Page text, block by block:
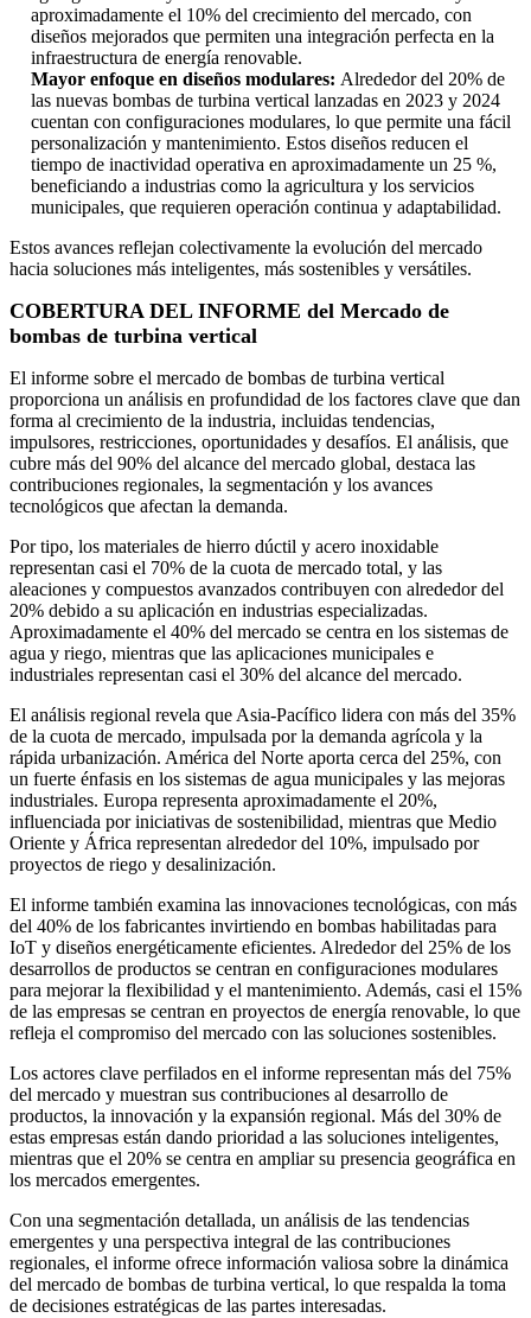
aproximadamente el 10% del crecimiento del mercado, con
diseños mejorados que permiten una integración perfecta en la
infraestructura de energía renovable.
Mayor enfoque en diseños modulares: Alrededor del 20% de
las nuevas bombas de turbina vertical lanzadas en 2023 y 2024
cuentan con configuraciones modulares, lo que permite una fácil
personalización y mantenimiento. Estos diseños reducen el
tiempo de inactividad operativa en aproximadamente un 25 %,
beneficiando a industrias como la agricultura y los servicios
municipales, que requieren operación continua y adaptabilidad.
Estos avances reflejan colectivamente la evolución del mercado
hacia soluciones más inteligentes, más sostenibles y versátiles.
COBERTURA DEL INFORME del Mercado de
bombas de turbina vertical
El informe sobre el mercado de bombas de turbina vertical
proporciona un análisis en profundidad de los factores clave que dan
forma al crecimiento de la industria, incluidas tendencias,
impulsores, restricciones, oportunidades y desafíos. El análisis, que
cubre más del 90% del alcance del mercado global, destaca las
contribuciones regionales, la segmentación y los avances
tecnológicos que afectan la demanda.
Por tipo, los materiales de hierro dúctil y acero inoxidable
representan casi el 70% de la cuota de mercado total, y las
aleaciones y compuestos avanzados contribuyen con alrededor del
20% debido a su aplicación en industrias especializadas.
Aproximadamente el 40% del mercado se centra en los sistemas de
agua y riego, mientras que las aplicaciones municipales e
industriales representan casi el 30% del alcance del mercado.
El análisis regional revela que Asia-Pacífico lidera con más del 35%
de la cuota de mercado, impulsada por la demanda agrícola y la
rápida urbanización. América del Norte aporta cerca del 25%, con
un fuerte énfasis en los sistemas de agua municipales y las mejoras
industriales. Europa representa aproximadamente el 20%,
influenciada por iniciativas de sostenibilidad, mientras que Medio
Oriente y África representan alrededor del 10%, impulsado por
proyectos de riego y desalinización.
El informe también examina las innovaciones tecnológicas, con más
del 40% de los fabricantes invirtiendo en bombas habilitadas para
IoT y diseños energéticamente eficientes. Alrededor del 25% de los
desarrollos de productos se centran en configuraciones modulares
para mejorar la flexibilidad y el mantenimiento. Además, casi el 15%
de las empresas se centran en proyectos de energía renovable, lo que
refleja el compromiso del mercado con las soluciones sostenibles.
Los actores clave perfilados en el informe representan más del 75%
del mercado y muestran sus contribuciones al desarrollo de
productos, la innovación y la expansión regional. Más del 30% de
estas empresas están dando prioridad a las soluciones inteligentes,
mientras que el 20% se centra en ampliar su presencia geográfica en
los mercados emergentes.
Con una segmentación detallada, un análisis de las tendencias
emergentes y una perspectiva integral de las contribuciones
regionales, el informe ofrece información valiosa sobre la dinámica
del mercado de bombas de turbina vertical, lo que respalda la toma
de decisiones estratégicas de las partes interesadas.